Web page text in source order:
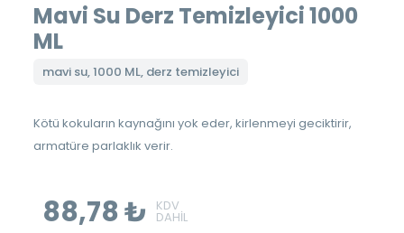
Mavi Su Derz Temizleyici 1000
ML
mavi su, 1000 ML, derz temizleyici
Kötü kokuların kaynağını yok eder, kirlenmeyi geciktirir,
armatüre parlaklık verir.
88,78 ₺